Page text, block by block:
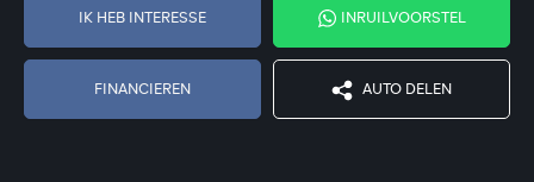
IK HEB INTERESSE INRUILVOORSTEL
FINANCIEREN AUTO DELEN